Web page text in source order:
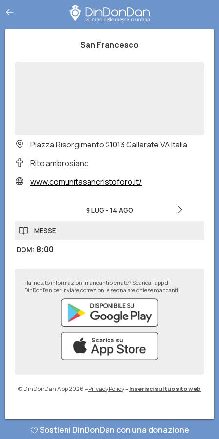
San Francesco
Piazza Risorgimento 21013 Gallarate VA Italia
Rito ambrosiano
www.comunitasancristoforo.it/
9 LUG - 14 AGO
MESSE
DOM: 8:00
Hai notato informazioni mancanti o errate? Scarica l'app di
DinDonDan per inviare correzioni e segnalare chiese mancanti!
© DinDonDan App 2026–Privacy Policy–Inserisci sul tuo sito web
Sostieni DinDonDan con una donazione